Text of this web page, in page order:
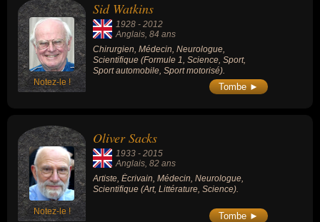
Professeur au Collège de France (dont il fut
également l'administrateur), il était membre
de l'Académie des sciences.
Notez-le !
Sid Watkins
1928 - 2012
Anglais, 84 ans
Chirurgien, Médecin, Neurologue,
Scientifique (Formule 1, Science, Sport,
Sport automobile, Sport motorisé).
Tombe ►
Notez-le !
Oliver Sacks
1933 - 2015
Anglais , 82 ans
Artiste, Écrivain, Médecin, Neurologue,
Scientifique (Art, Littérature, Science).
Tombe ►